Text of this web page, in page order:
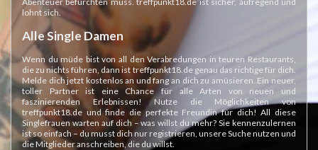
lohnt sich.
Alle Single Damen
Wenn du müde bist von all den Verabredungen in teuren Restaurants,
die zu nichts führen, dann ist treffpunkt18.de genau das richtige für dich.
Melde dich jetzt kostenlos an und fang an dich zu amüsieren. Ein neuer,
toller Partner ist eine Chance für alle Arten von neuen und
faszinierenden Erlebnissen! Nutze die Möglichkeiten von
treffpunkt18.de und finde die perfekte Freundin für dich! All diese
Singlefrauen warten auf dich – was willst du mehr? Sie kennenzulernen
ist so einfach – du musst dich nur registrieren, unsere Suche nutzen und
die Mitglieder anschreiben, die du willst.